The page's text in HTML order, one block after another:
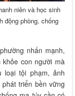
niên và học sinh
động phòng, chống
nhấn mạnh,
con người mà
loại tội phạm, ảnh
triển bền vững